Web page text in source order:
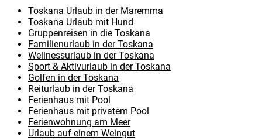
Toskana Urlaub in der Maremma
Toskana Urlaub mit Hund
Gruppenreisen in die Toskana
Familienurlaub in der Toskana
Wellnessurlaub in der Toskana
Sport & Aktivurlaub in der Toskana
Golfen in der Toskana
Reiturlaub in der Toskana
Ferienhaus mit Pool
Ferienhaus mit privatem Pool
Ferienwohnung am Meer
Urlaub auf einem Weingut